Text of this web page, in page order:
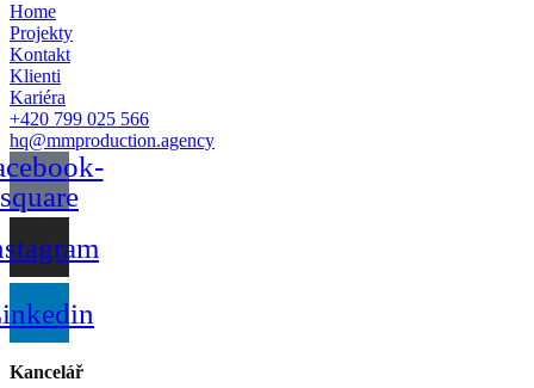
Home
Projekty
Kontakt
Klienti
Kariéra
+420 799 025 566
hq@mmproduction.agency
square
Kancelář